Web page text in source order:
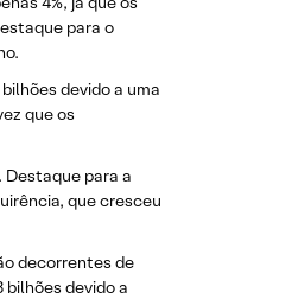
para o
devido a uma
que os
Destaque para a
que cresceu
decorrentes de
bilhões devido a